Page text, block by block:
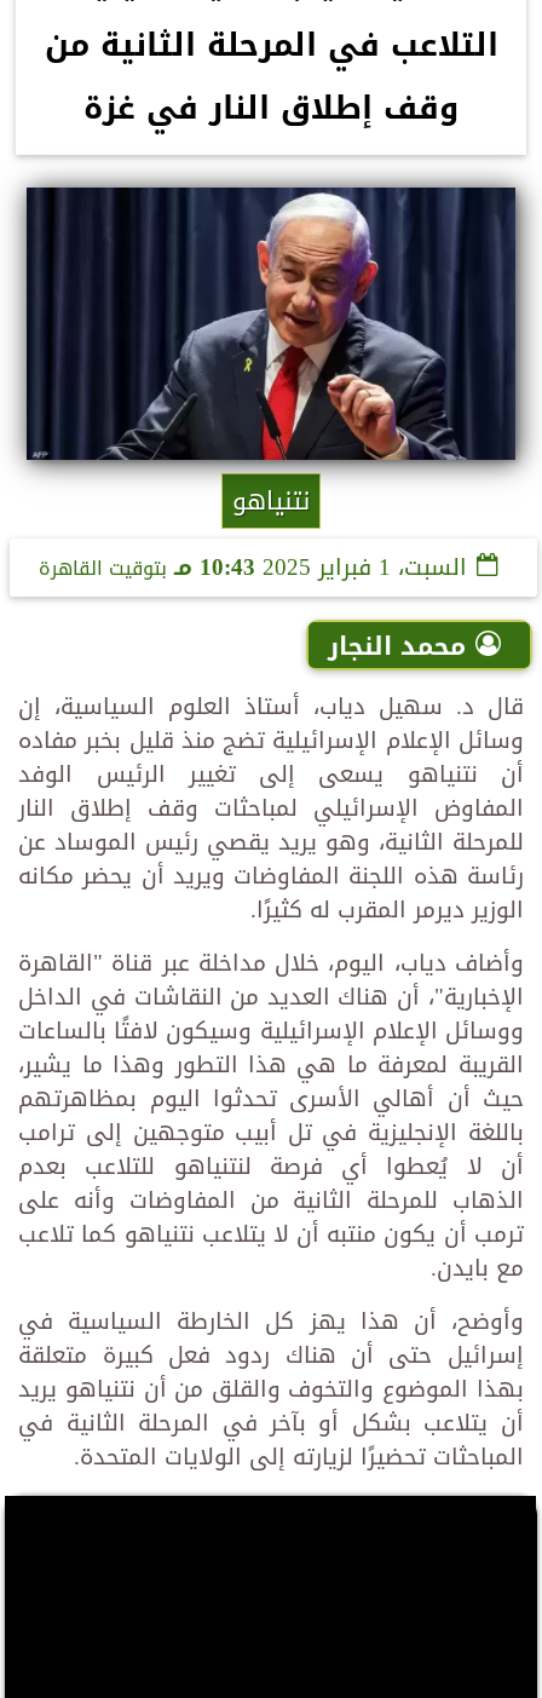
التلاعب في المرحلة الثانية من
وقف إطلاق النار في غزة
نتنياهو
السبت، 1 فبراير 2025 10:43 مـ بتوقيت القاهرة
محمد النجار
قال د. سهيل دياب، أستاذ العلوم السياسية، إن
وسائل الإعلام الإسرائيلية تضج منذ قليل بخبر مفاده
أن نتنياهو يسعى إلى تغيير الرئيس الوفد
المفاوض الإسرائيلي لمباحثات وقف إطلاق النار
للمرحلة الثانية، وهو يريد يقصي رئيس الموساد عن
رئاسة هذه اللجنة المفاوضات ويريد أن يحضر مكانه
الوزير ديرمر المقرب له كثيرًا.
وأضاف دياب، اليوم، خلال مداخلة عبر قناة "القاهرة
الإخبارية"، أن هناك العديد من النقاشات في الداخل
ووسائل الإعلام الإسرائيلية وسيكون لافتًا بالساعات
القريبة لمعرفة ما هي هذا التطور وهذا ما يشير،
حيث أن أهالي الأسرى تحدثوا اليوم بمظاهرتهم
باللغة الإنجليزية في تل أبيب متوجهين إلى ترامب
أن لا يُعطوا أي فرصة لنتنياهو للتلاعب بعدم
الذهاب للمرحلة الثانية من المفاوضات وأنه على
ترمب أن يكون منتبه أن لا يتلاعب نتنياهو كما تلاعب
مع بايدن.
وأوضح، أن هذا يهز كل الخارطة السياسية في
إسرائيل حتى أن هناك ردود فعل كبيرة متعلقة
بهذا الموضوع والتخوف والقلق من أن نتنياهو يريد
أن يتلاعب بشكل أو بآخر في المرحلة الثانية في
المباحثات تحضيرًا لزيارته إلى الولايات المتحدة.